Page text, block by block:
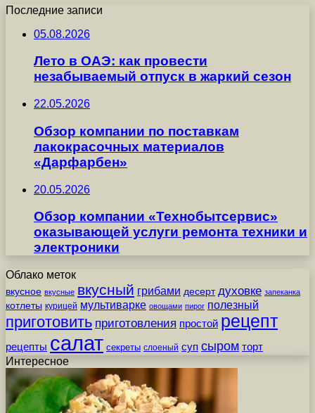
Последние записи
05.08.2026
Лето в ОАЭ: как провести
незабываемый отпуск в жаркий сезон
22.05.2026
Обзор компании по поставкам
лакокрасочных материалов
«Дарфарбен»
20.05.2026
Обзор компании «Технобытсервис»
оказывающей услуги ремонта техники и
электроники
Облако меток
вкусное вкусные вкусный грибами десерт духовке запеканка
котлеты курицей мультиварке овощами пирог полезный
приготовить приготовления простой рецепт
рецепты салат секреты слоеный суп сыром торт
Интересное